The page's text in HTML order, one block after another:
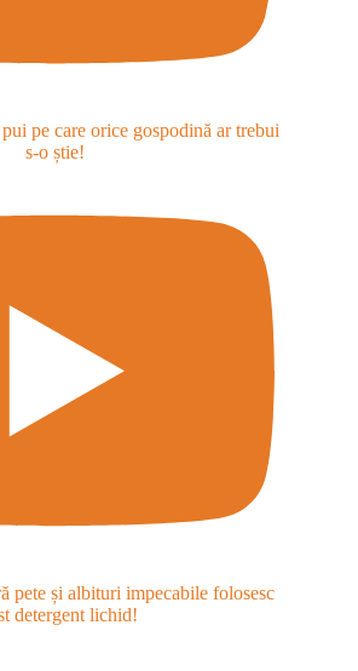
pe care orice gospodină ar trebui
s-o știe!
pete și albituri impecabile folosesc
detergent lichid!